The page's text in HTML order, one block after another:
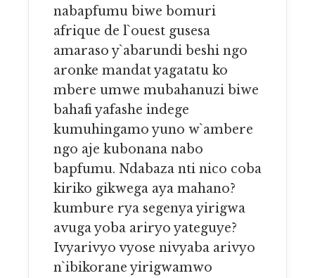
nabapfumu biwe bomuri
afrique de l`ouest gusesa
amaraso y`abarundi beshi ngo
aronke mandat yagatatu ko
mbere umwe mubahanuzi biwe
bahafi yafashe indege
kumuhingamo yuno w`ambere
ngo aje kubonana nabo
bapfumu. Ndabaza nti nico coba
kiriko gikwega aya mahano?
kumbure rya segenya yirigwa
avuga yoba ariryo yateguye?
Ivyarivyo vyose nivyaba arivyo
n`ibikorane yirigwamwo